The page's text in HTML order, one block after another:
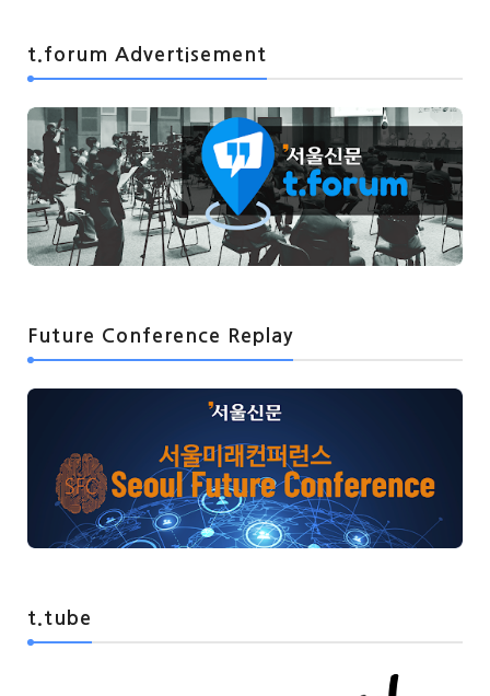
t.forum Advertisement
Future Conference Replay
t.tube